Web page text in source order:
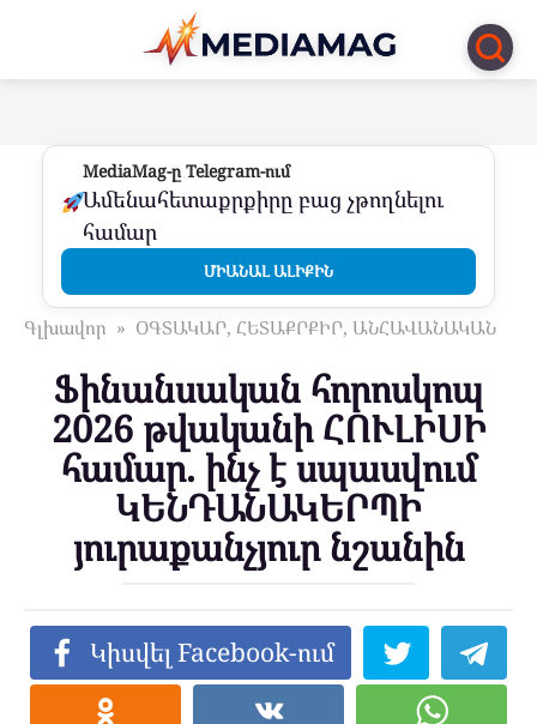
Перейти
контенту
MediaMag-ը Telegram-ում
Ամենահետաքրքիրը բաց չթողնելու
համար
ՄԻԱՆԱԼ ԱԼԻՔԻՆ
Գլխավոր » ՕԳՏԱԿԱՐ, ՀԵՏԱՔՐՔԻՐ, ԱՆՀԱՎԱՆԱԿԱՆ
Ֆինանսական հորոսկոպ
2026 թվականի ՀՈՒԼԻՍԻ
համար. ինչ է սպասվում
ԿԵՆԴԱՆԱԿԵՐՊԻ
յուրաքանչյուր նշանին
Կիսվել Facebook-ում